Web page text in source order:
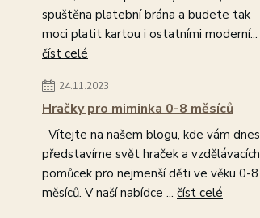
spuštěna platební brána a budete tak
moci platit kartou i ostatními moderní...
číst celé
24.11.2023
Hračky pro miminka 0-8 měsíců
Vítejte na našem blogu, kde vám dnes
představíme svět hraček a vzdělávacích
pomůcek pro nejmenší děti ve věku 0-8
měsíců. V naší nabídce ... číst celé